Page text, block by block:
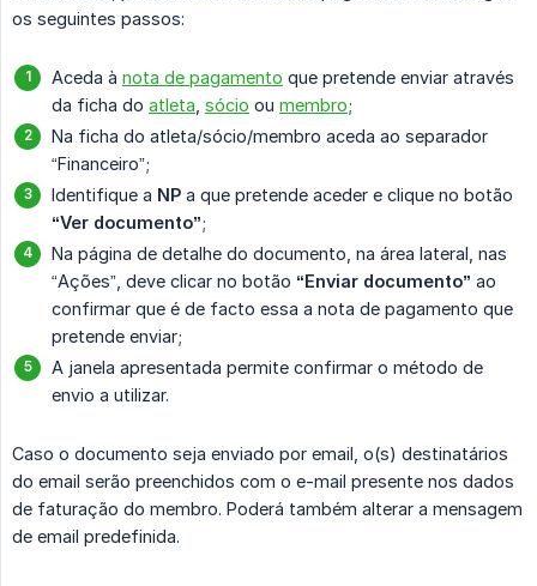
os seguintes passos:
Aceda à nota de pagamento que pretende enviar através
da ficha do atleta sócio ou membro;
Na ficha do atleta/sócio/membro aceda ao separador
“Financeiro”;
Identifique a NP a que pretende aceder e clique no botão
“Ver documento”;
Na página de detalhe do documento, na área lateral, nas
“Ações”, deve clicar no botão “Enviar documento” ao
confirmar que é de facto essa a nota de pagamento que
pretende enviar;
A janela apresentada permite confirmar o método de
envio a utilizar.
Caso o documento seja enviado por email, o(s) destinatários
do email serão preenchidos com o e-mail presente nos dados
de faturação do membro. Poderá também alterar a mensagem
de email predefinida.